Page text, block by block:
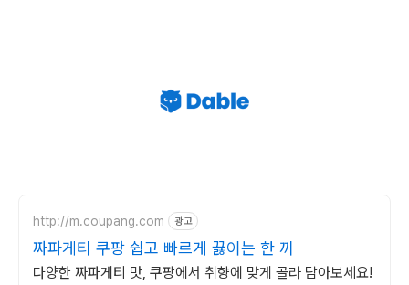
http://m.coupang.com 광고
짜파게티 쿠팡 쉽고 빠르게 끓이는 한 끼
다양한 짜파게티 맛, 쿠팡에서 취향에 맞게 골라 담아보세요!